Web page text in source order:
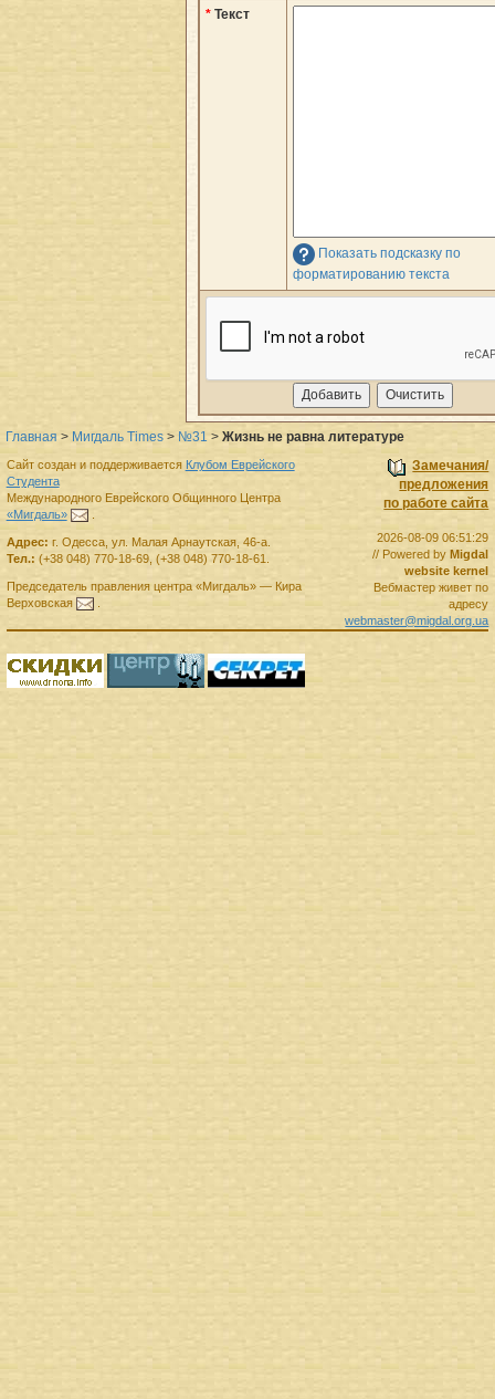
* Текст
Показать подсказку по
форматированию текста
Главная > Мигдаль Times > №31 > Жизнь не равна литературе
Замечания/
предложения
по работе сайта
2026-08-09 06:51:29
// Powered by Migdal
website kernel
Вебмастер живет по
адресу
webmaster@migdal.org.ua
Сайт создан и поддерживается Клубом Еврейского
Студента
Международного Еврейского Общинного Центра
«Мигдаль»
.
Адрес: г. Одесса, ул. Малая Арнаутская, 46-а.
Тел.: (+38 048) 770-18-69, (+38 048) 770-18-61.
Председатель правленияцентра «Мигдаль»— Кира
Верховская
.